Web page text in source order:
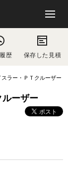
歴 保存した見積
ラー・ＰＴクルーザー
ーザー